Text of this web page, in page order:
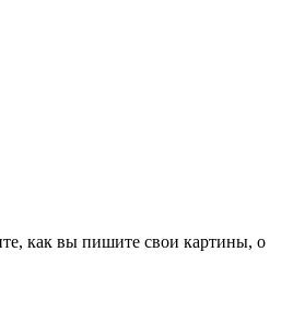
как вы пишите свои картины, о